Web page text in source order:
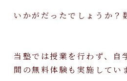
いかがだったでしょうか？
当塾では授業を行わず、自
間の無料体験も実施して